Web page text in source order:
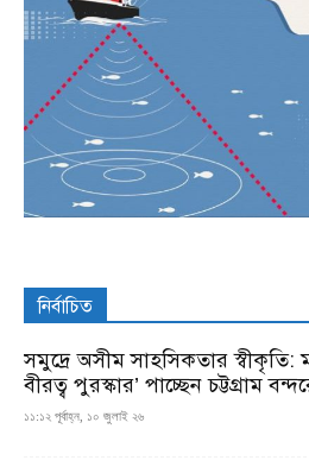
নির্বাচিত
সমুদ্রে অসীম সাহসিকতার স্বীকৃতি:
বীরত্ব পুরস্কার’ পাচ্ছেন চট্টগ্রাম
১১:১২ পূর্বাহ্ন, ১০ জুলাই ২৬